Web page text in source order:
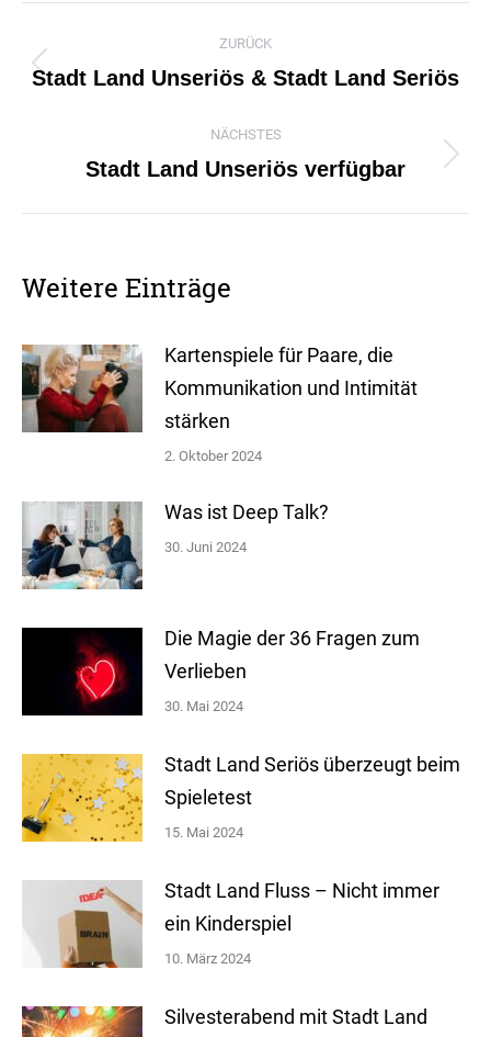
Kommentarnavigation
ZURÜCK
Vorheriger
Stadt Land Unseriös & Stadt Land Seriös
NÄCHSTES
Nächster
Stadt Land Unseriös verfügbar
Weitere Einträge
Kartenspiele für Paare, die
Kommunikation und Intimität
stärken
2. Oktober 2024
Was ist Deep Talk?
30. Juni 2024
Die Magie der 36 Fragen zum
Verlieben
30. Mai 2024
Stadt Land Seriös überzeugt beim
Spieletest
15. Mai 2024
Stadt Land Fluss – Nicht immer
ein Kinderspiel
10. März 2024
Silvesterabend mit Stadt Land